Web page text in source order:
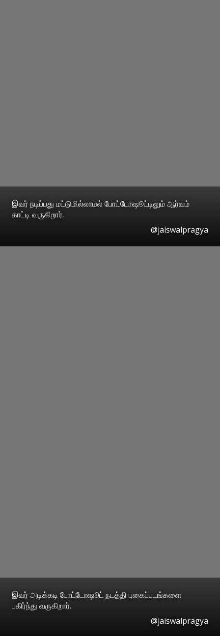
இவர் நடிப்பது மட்டுமில்லாமல் போட்டோஷூட்டிலும் ஆர்வம்
காட்டி வருகிறார்.
@jaiswalpragya
இவர் அடிக்கடி போட்டோஷூட் நடத்தி புகைப்படங்களை
பகிர்ந்து வருகிறார்.
@jaiswalpragya